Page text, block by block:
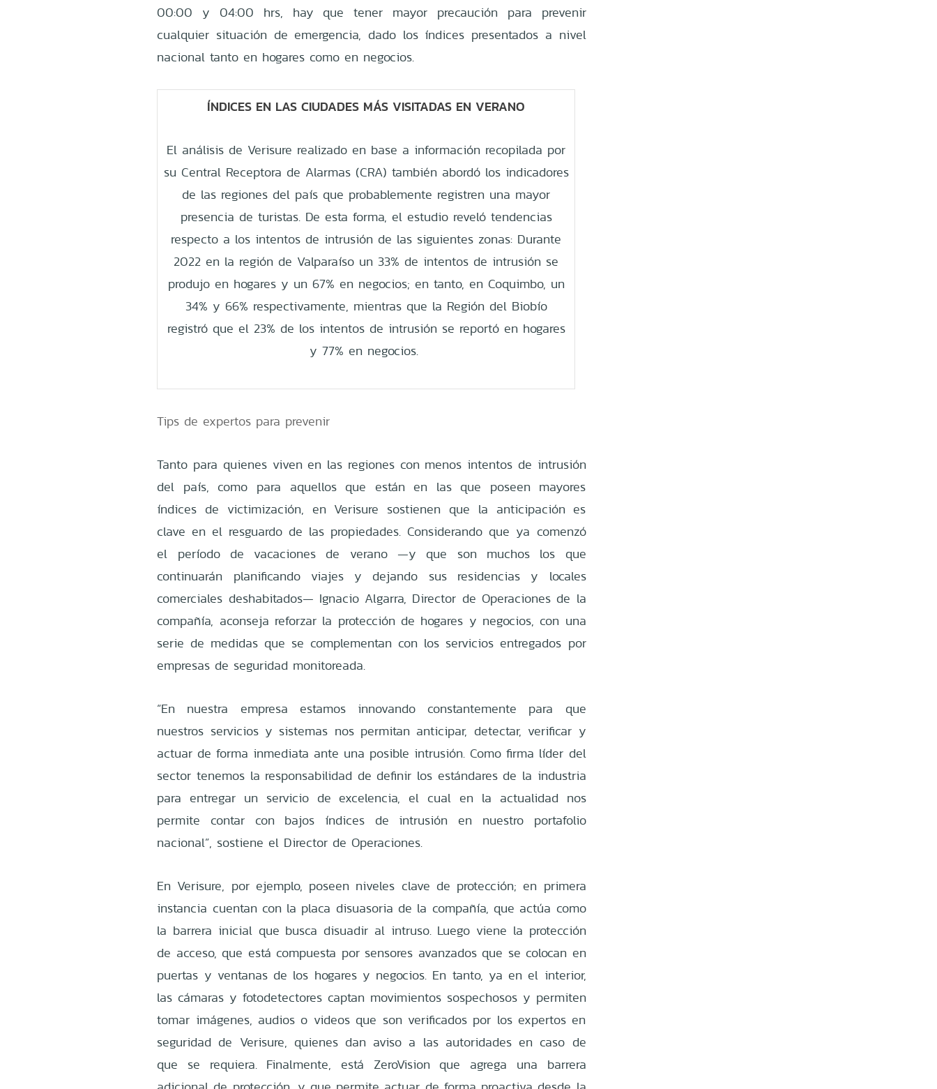
00:00 y 04:00 hrs, hay que tener mayor precaución para prevenir
cualquier situación de emergencia, dado los índices presentados a nivel
nacional tanto en hogares como en negocios.
ÍNDICES EN LAS CIUDADES MÁS VISITADAS EN VERANO
El análisis de Verisure realizado en base a información recopilada por
su Central Receptora de Alarmas (CRA) también abordó los indicadores
de las regiones del país que probablemente registren una mayor
presencia de turistas. De esta forma, el estudio reveló tendencias
respecto a los intentos de intrusión de las siguientes zonas: Durante
2022 en la región de Valparaíso un 33% de intentos de intrusión se
produjo en hogares y un 67% en negocios; en tanto, en Coquimbo, un
34% y 66% respectivamente, mientras que la Región del Biobío
registró que el 23% de los intentos de intrusión se reportó en hogares
y 77% en negocios.
Tips de expertos para prevenir
Tanto para quienes viven en las regiones con menos intentos de intrusión
del país, como para aquellos que están en las que poseen mayores
índices de victimización, en Verisure sostienen que la anticipación es
clave en el resguardo de las propiedades. Considerando que ya comenzó
el período de vacaciones de verano —y que son muchos los que
continuarán planificando viajes y dejando sus residencias y locales
comerciales deshabitados— Ignacio Algarra, Director de Operaciones de la
compañía, aconseja reforzar la protección de hogares y negocios, con una
serie de medidas que se complementan con los servicios entregados por
empresas de seguridad monitoreada.
“En nuestra empresa estamos innovando constantemente para que
nuestros servicios y sistemas nos permitan anticipar, detectar, verificar y
actuar de forma inmediata ante una posible intrusión. Como firma líder del
sector tenemos la responsabilidad de definir los estándares de la industria
para entregar un servicio de excelencia, el cual en la actualidad nos
permite contar con bajos índices de intrusión en nuestro portafolio
nacional”, sostiene el Director de Operaciones.
En Verisure, por ejemplo, poseen niveles clave de protección; en primera
instancia cuentan con la placa disuasoria de la compañía, que actúa como
la barrera inicial que busca disuadir al intruso. Luego viene la protección
de acceso, que está compuesta por sensores avanzados que se colocan en
puertas y ventanas de los hogares y negocios. En tanto, ya en el interior,
las cámaras y fotodetectores captan movimientos sospechosos y permiten
tomar imágenes, audios o videos que son verificados por los expertos en
seguridad de Verisure, quienes dan aviso a las autoridades en caso de
que se requiera. Finalmente, está ZeroVision que agrega una barrera